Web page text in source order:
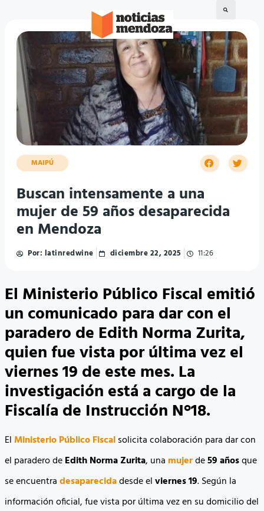
MAIPÚ
Buscan intensamente a una
mujer de 59 años desaparecida
en Mendoza
Por: latinredwine diciembre 22, 2025 11:26
El Ministerio Público Fiscal emitió
un comunicado para dar con el
paradero de Edith Norma Zurita,
quien fue vista por última vez el
viernes 19 de este mes. La
investigación está a cargo de la
Fiscalía de Instrucción N°18.
ElMinisterio Público Fiscalsolicita colaboración para dar con
el paradero deEdith Norma Zurita, una mujerde59 añosque
se encuentradesaparecidadesde elviernes 19. Según la
información oficial, fue vista por última vez en su domicilio del